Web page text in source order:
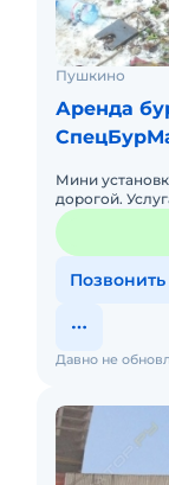
Пушкино
Аренда
Мини
дорогой.
газа, кабеля
прокола р
Позвонить
Давно не